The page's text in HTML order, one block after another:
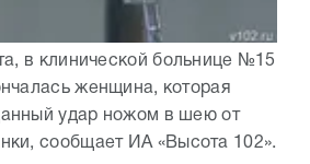
в клинической больнице №15
женщина, которая
удар ножом в шею от
сообщает ИА «Высота 102».